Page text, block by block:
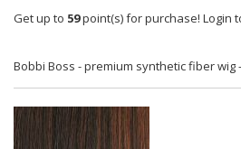
Bobbi Boss - premium synthetic fiber wig -
Get up to 59point(s) for purchase! Login